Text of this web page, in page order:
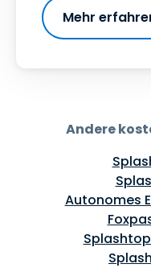
Mehr
Andere
Autonomes